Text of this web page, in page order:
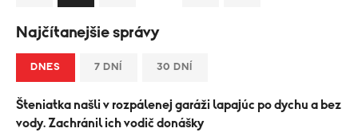
Najčítanejšie správy
DNES 7 DNÍ 30 DNÍ
Šteniatka našli v rozpálenej garáži lapajúc po dychu a bez
vody. Zachránil ich vodič donášky